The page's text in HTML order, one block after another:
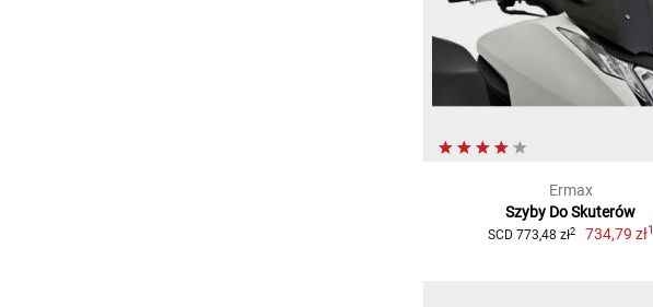
Ermax
Szyby Do Skuterów
SCD 773,48 zł2 734,79 zł1